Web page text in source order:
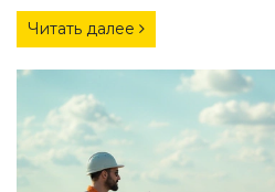
Читать далее